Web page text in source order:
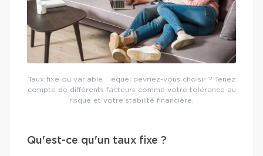
Taux fixe ou variable : lequel devriez-vous choisir ? Tenez
compte de différents facteurs comme votre tolérance au
risque et votre stabilité financière.
Qu'est-ce qu'un taux fixe ?